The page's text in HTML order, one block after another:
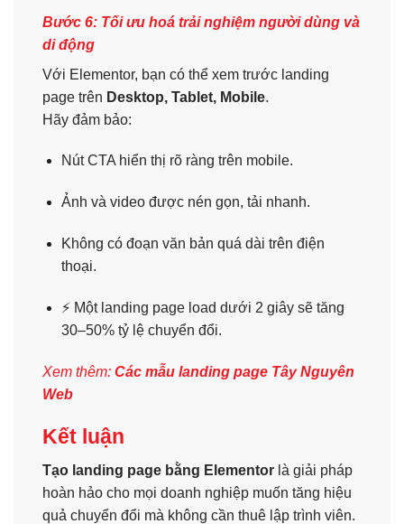
Bước 6: Tối ưu hoá trải nghiệm người dùng và
di động
Với Elementor, bạn có thể xem trước landing
page trên Desktop, Tablet, Mobile.
Hãy đảm bảo:
Nút CTA hiển thị rõ ràng trên mobile.
Ảnh và video được nén gọn, tải nhanh.
Không có đoạn văn bản quá dài trên điện
thoại.
⚡Một landing page load dưới 2 giây sẽ tăng
30–50% tỷ lệ chuyển đổi.
Xem thêm: Các mẫu landing page Tây Nguyên
Web
Kết luận
Tạo landing page bằng Elementor là giải pháp
hoàn hảo cho mọi doanh nghiệp muốn tăng hiệu
quả chuyển đổi mà không cần thuê lập trình viên.